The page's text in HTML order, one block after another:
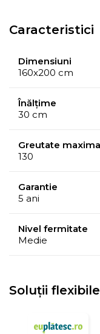
Form HD®si a
Husa din tricot de
siliconice.
Baza saltelei care
individual tip
Caracteristici
Dimensiuni
160x200 cm
Înălțime
30 cm
Greutate
130
Garantie
5 ani
Nivel fermitate
Medie
Soluții